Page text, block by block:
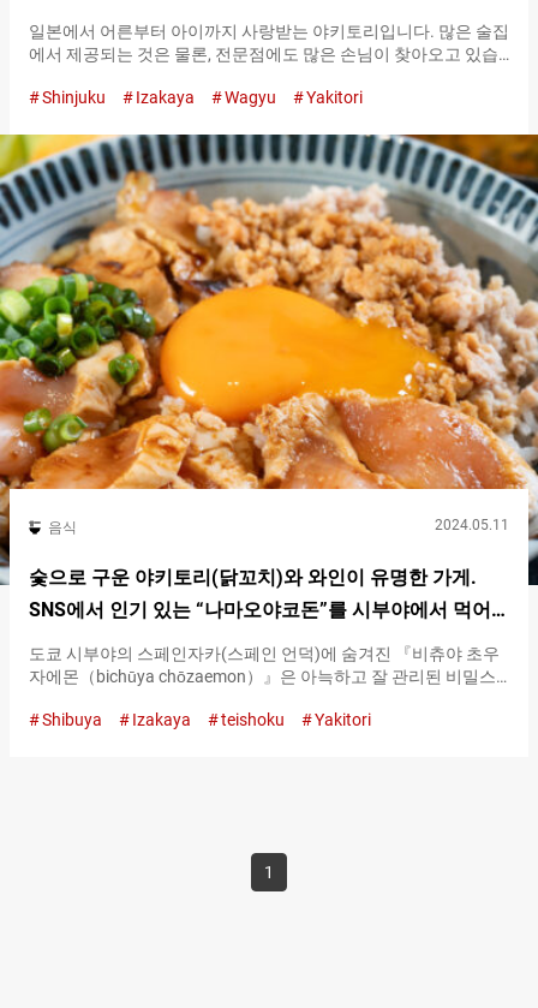
일본에서 어른부터 아이까지 사랑받는 야키토리입니다. 많은 술집
에서 제공되는 것은 물론, 전문점에도 많은 손님이 찾아오고 있습
Honten）』은 『히나이지도리(토종닭)（Hinai chicken）』를 사
아키타현산 『히나이지도리(토종닭)（Hinai chicken）』는 탄력
있는 육질과 단맛이 나는 지방이 특징입니다. 모두 빈초탄 숯불로
구워내어 쫄깃한 식감과 즙이 많은 고급 야키토리를 맛볼 수 있습
니다. 고민되면 이거! 인기 있는 맛을 즐길 수 있는 『오마카세 고
혼(다섯 개)（Omakase 5 Skewers）』 『오마카세 고혼(다섯 개)
（Omakase 5 Skewers）』는 인기 있는 야키토리가 ５종류 세트
로 구성된 메뉴입니다. 매입 상황에 따른 추천 ５종류를 제공하고
있습니다. 취재 당일은 소금으로 양념한 『네기마（negima）』
『무네토 카와노(가슴살과 껍질의) 다키미（dakimi）』 『수나기
모(닭똥집)（chicken gizzards）』 『사사미（Sasami chicken
breast）』와 간장 베이스의 달콤짭짤한 소스가 뿌려진 『테고네
(수제) 츠쿠네（tegone tsukune）』였습니다. 『오마카세 고혼
(다섯 개)（Omakase 5 Skewers）』 ２,８００엔(세금 포함)
『네기마（negima）』는 『히나이지도리(토종닭)（Hinai
chicken）』의 맛을 가장 즐기기…
Shinjuku Izakaya Wagyu Yakitori
음식 2024.05.11
숯으로 구운 야키토리(닭꼬치)와 와인이 유명한 가게.
SNS에서 인기 있는 “나마오야코돈”를 시부야에서 먹어
본다. 【비츄야 초우자에몬】
도쿄 시부야의 스페인자카(스페인 언덕)에 숨겨진 『비츄야 초우
자에몬（bichūya chōzaemon）』은 아늑하고 잘 관리된 비밀스
한 내부와 숯으로 구운 닭을 사용한 최고의 닭요리를 먹어볼 수 있
（bichūya chōzaemon）』 버전은 나마라고 표시되어 있어 생 계
란과 닭 사시미를 사용합니다. 생 계란은 특히 노른자가 풍부하기
Shibuya Izakaya teishoku Yakitori
1